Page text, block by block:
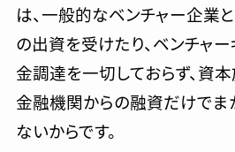
は、一般的なベンチャー企業
の出資を受けたり、ベンチャ
金調達を一切しておらず、資
金融機関からの融資だけで
ないからです。